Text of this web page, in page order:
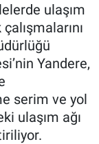
ulaşım
Yandere,
serim ve yol
ulaşım ağı